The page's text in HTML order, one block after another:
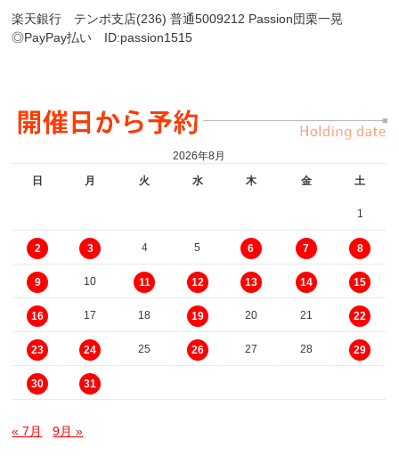
楽天銀行 テンポ支店(236) 普通5009212 Passion団栗一晃
◎PayPay払い ID:passion1515
2026年8月
日
月 火 水 木 金 土
1
2 3 4 5 6 7 8
9 10 11 12 13 14 15
16 17 18 19 20 21 22
23 24 25 26 27 28 29
30 31
« 7月 9月 »